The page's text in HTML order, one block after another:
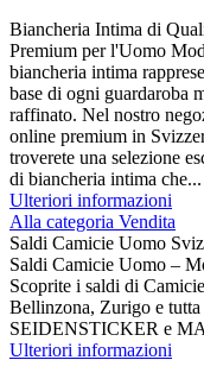
Biancheria Intima di
Premium per l'Uomo
biancheria intima
base di ogni guardaroba
raffinato. Nel nostro
online premium in
troverete una selezione
di biancheria intima che...
Ulteriori informazioni
Alla categoria Vendita
Saldi Camicie Uomo
Saldi Camicie Uomo –
Scoprite i saldi di
Bellinzona, Zurigo e
SEIDENSTICKER e
Ulteriori informazioni